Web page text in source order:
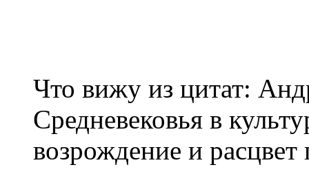
Что вижу из цитат:
Средневековья в
возрождение и расцвет